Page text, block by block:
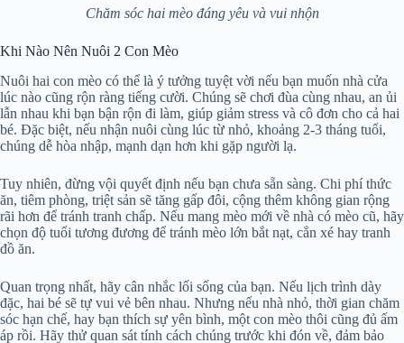
Chăm sóc hai mèo đáng yêu và vui nhộn
Khi Nào Nên Nuôi 2 Con Mèo
Nuôi hai con mèo có thể là ý tưởng tuyệt vời nếu bạn muốn nhà cửa
lúc nào cũng rộn ràng tiếng cười. Chúng sẽ chơi đùa cùng nhau, an ủi
lẫn nhau khi bạn bận rộn đi làm, giúp giảm stress và cô đơn cho cả hai
bé. Đặc biệt, nếu nhận nuôi cùng lúc từ nhỏ, khoảng 2-3 tháng tuổi,
chúng dễ hòa nhập, mạnh dạn hơn khi gặp người lạ.
Tuy nhiên, đừng vội quyết định nếu bạn chưa sẵn sàng. Chi phí thức
ăn, tiêm phòng, triệt sản sẽ tăng gấp đôi, cộng thêm không gian rộng
rãi hơn để tránh tranh chấp. Nếu mang mèo mới về nhà có mèo cũ, hãy
chọn độ tuổi tương đương để tránh mèo lớn bắt nạt, cắn xé hay tranh
đồ ăn.
Quan trọng nhất, hãy cân nhắc lối sống của bạn. Nếu lịch trình dày
đặc, hai bé sẽ tự vui vẻ bên nhau. Nhưng nếu nhà nhỏ, thời gian chăm
sóc hạn chế, hay bạn thích sự yên bình, một con mèo thôi cũng đủ ấm
áp rồi. Hãy thử quan sát tính cách chúng trước khi đón về, đảm bảo